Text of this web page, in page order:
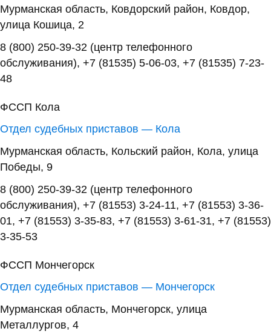
Мурманская область, Ковдорский район, Ковдор,
улица Кошица, 2
8 (800) 250-39-32 (центр телефонного
обслуживания), +7 (81535) 5-06-03, +7 (81535) 7-23-
48
ФССП Кола
Отдел судебных приставов — Кола
Мурманская область, Кольский район, Кола, улица
Победы, 9
8 (800) 250-39-32 (центр телефонного
обслуживания), +7 (81553) 3-24-11, +7 (81553) 3-36-
01, +7 (81553) 3-35-83, +7 (81553) 3-61-31, +7 (81553)
3-35-53
ФССП Мончегорск
Отдел судебных приставов — Мончегорск
Мурманская область, Мончегорск, улица
Металлургов, 4